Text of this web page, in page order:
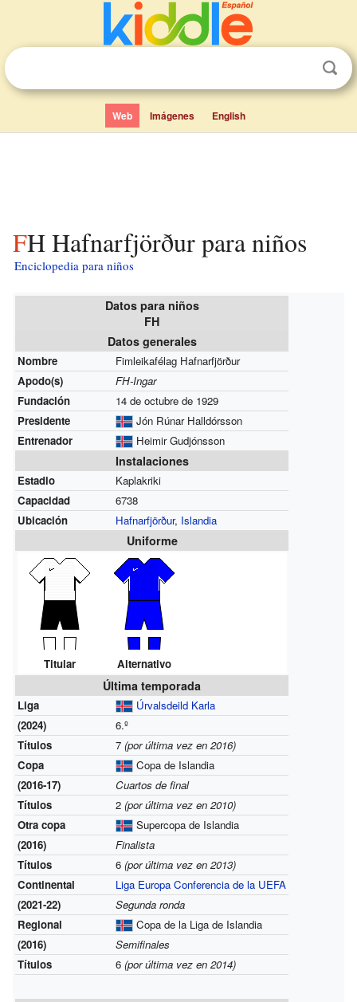
Web Imágenes English
FH Hafnarfjörður para niños
Enciclopedia para niños
Datos para niños
FH
Datos generales
Nombre
Fimleikafélag Hafnarfjörður
Apodo(s)
FH-Ingar
Fundación
14 de octubre de 1929
Presidente
Jón Rúnar Halldórsson
Entrenador
Heimir Gudjónsson
Instalaciones
Estadio
Kaplakriki
Capacidad
6738
Ubicación
Hafnarfjörður, Islandia
Uniforme
Titular Alternativo
Última temporada
Liga
Úrvalsdeild Karla
(2024)
6.º
Títulos
7 (por última vez en 2016)
Copa
Copa de Islandia
(2016-17)
Cuartos de final
Títulos
2 (por última vez en 2010)
Otra copa
Supercopa de Islandia
(2016)
Finalista
Títulos
6 (por última vez en 2013)
Continental
Liga Europa Conferencia de la UEFA
(2021-22)
Segunda ronda
Regional
Copa de la Liga de Islandia
(2016)
Semifinales
Títulos
6 (por última vez en 2014)